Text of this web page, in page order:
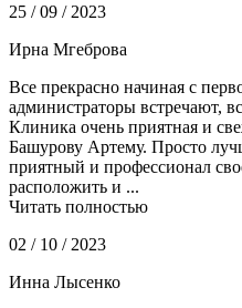
25 / 09 / 2023
Ирна Мгеброва
Все прекрасно начиная с
администраторы встречают,
Клиника очень приятная и
Башурову Артему. Просто
приятный и профессионал
расположить и ...
Читать полностью
02 / 10 / 2023
Инна Лысенко